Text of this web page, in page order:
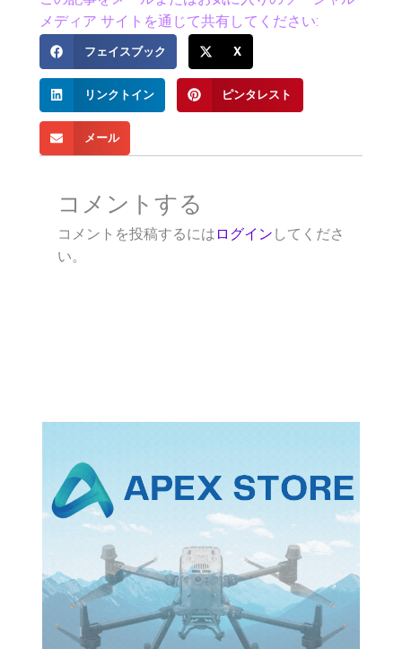
メディア サイトを通じて共有してください:
フェイスブック X
リンクトイン ピンタレスト
メール
コメントする
コメントを投稿するには ログイン してくださ
い。